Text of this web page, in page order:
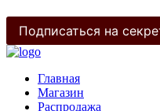
Подписаться на
Главная
Магазин
Распродажа